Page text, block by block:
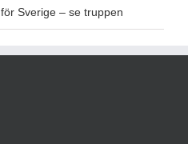
Sverige – se truppen